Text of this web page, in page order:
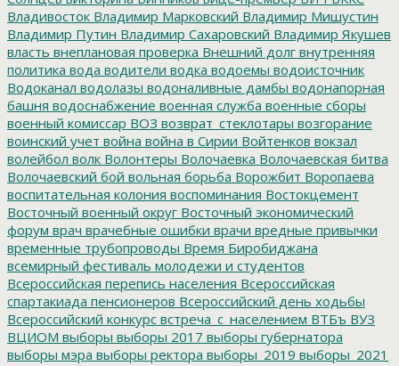
Владивосток Владимир Марковский Владимир Мишустин
Владимир Путин Владимир Сахаровский Владимир Якушев
власть внеплановая проверка Внешний долг внутренняя
политика вода водители водка водоемы водоисточник
Водоканал водолазы водоналивные дамбы водонапорная
башня водоснабжение военная служба военные сборы
военный комиссар ВОЗ возврат_стеклотары возгорание
воинский учет война война в Сирии Войтенков вокзал
волейбол волк Волонтеры Волочаевка Волочаевская битва
Волочаевский бой вольная борьба Ворожбит Воропаева
воспитательная колония воспоминания Востокцемент
Восточный военный округ Восточный экономический
форум врач врачебные ошибки врачи вредные привычки
временные трубопроводы Время Биробиджана
всемирный фестиваль молодежи и студентов
Всероссийская перепись населения Всероссийская
спартакиада пенсионеров Всероссийский день ходьбы
Всероссийский конкурс встреча_с_населением ВТБъ ВУЗ
ВЦИОМ выборы выборы 2017 выборы губернатора
выборы мэра выборы ректора выборы_2019 выборы_2021